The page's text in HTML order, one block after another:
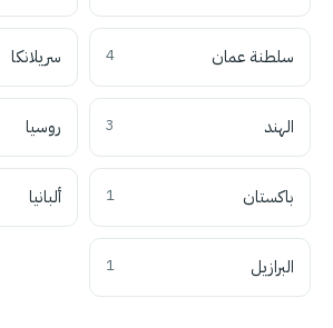
سلطنة عمان 4 سريلانكا
الهند 3 روسيا
باكستان 1 ألبانيا
البرازيل 1